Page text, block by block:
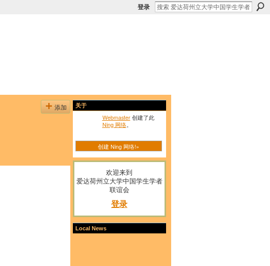
登录
添加 关于
Webmaster创建了此
Ning 网络。
创建 Ning 网络!»
欢迎来到
爱达荷州立大学中国学生学者
联谊会
登录
Local News